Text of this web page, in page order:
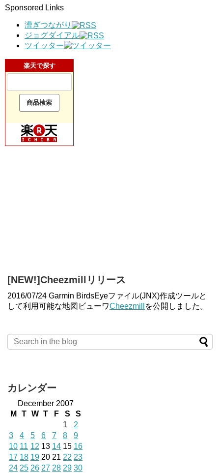
Sponsored Links
漕ぎつながり
ジョグダイアル
ツイッター
楽天で探す
[NEW!]Cheezmillリリース
2016/07/24 Garmin BirdsEyeファイル(JNX)作成ツールと
して利用可能な地図ビューワCheezmill を公開しました。
カレンダー
December 2007
M
T W T F S
S
1
2
3
4 5 6 7 8
9
10 11 12 13 14 15 16
17 18 19 20 21 22 23
24 25 26 27 28 29 30